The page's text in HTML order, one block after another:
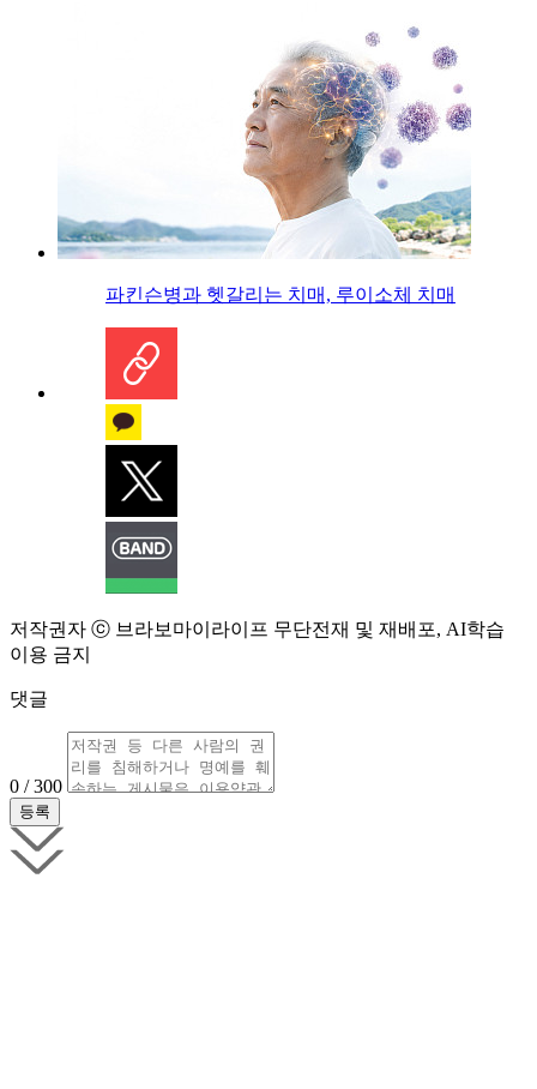
파킨슨병과 헷갈리는 치매, 루이소체 치매
저작권자 ⓒ 브라보마이라이프 무단전재 및 재배포, AI학습
이용 금지
댓글
0 / 300